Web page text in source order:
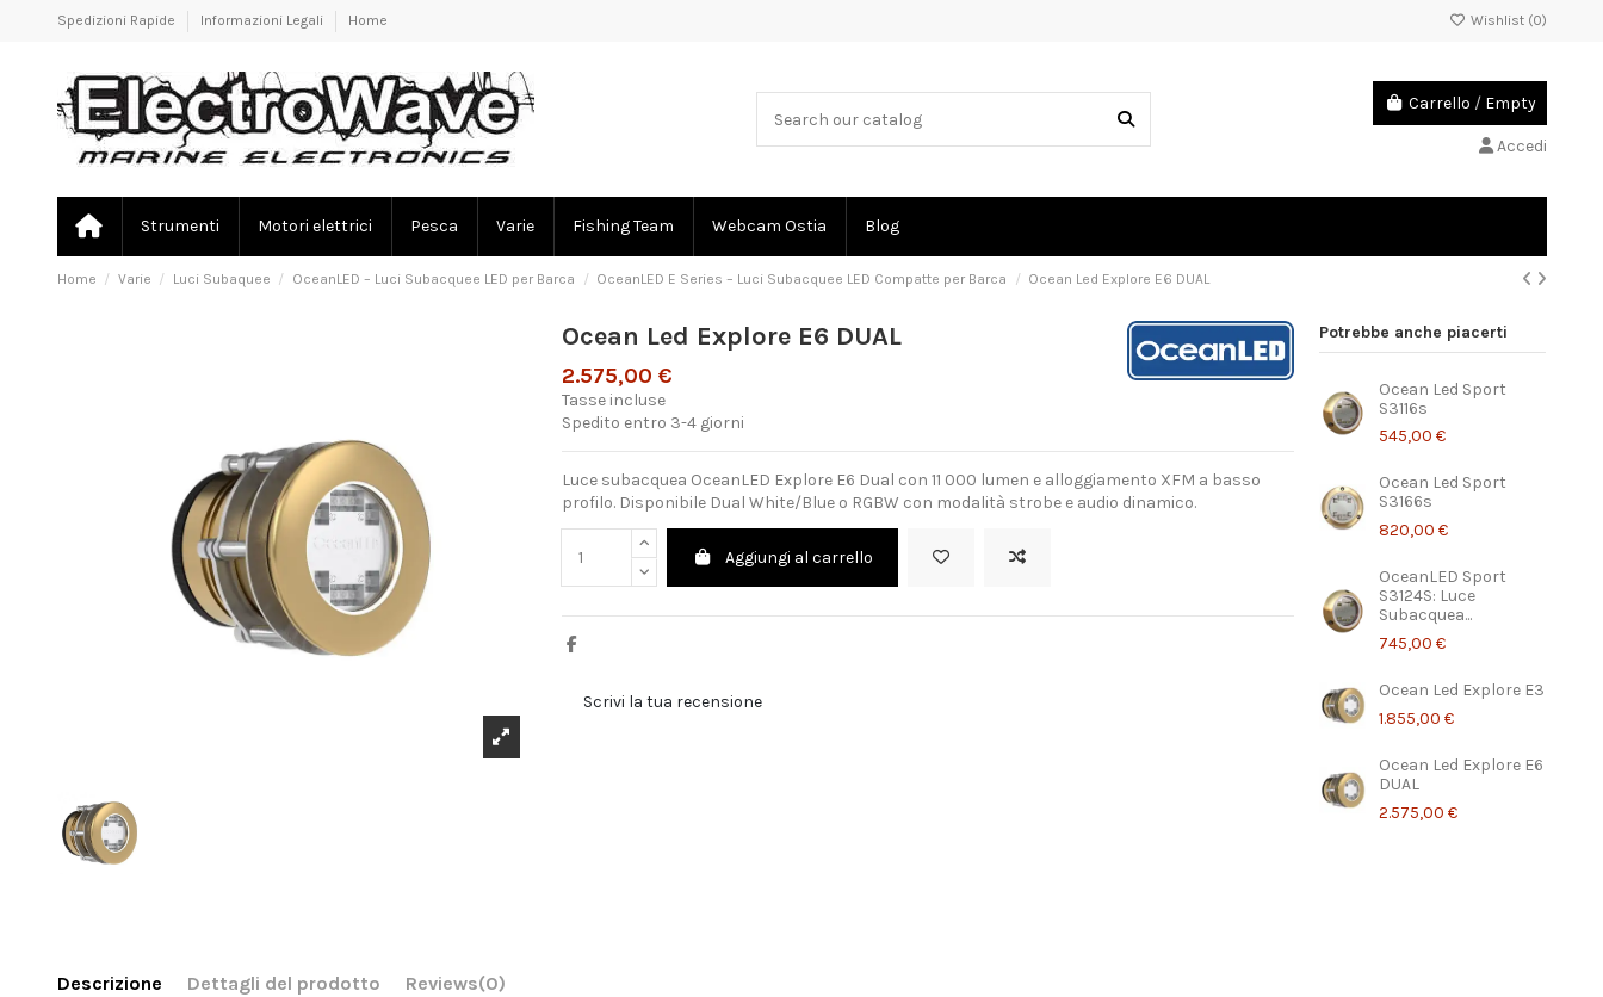
Spedizioni Rapide Informazioni Legali Home Wishlist (0)
Carrello / Empty
Accedi
Strumenti Motori elettrici Pesca Varie Fishing Team Webcam Ostia Blog
Home Varie Luci Subaquee OceanLED – Luci Subacquee LED per Barca OceanLED E Series – Luci Subacquee LED Compatte per Barca Ocean Led Explore E6 DUAL
Ocean Led Explore E6 DUAL
2.575,00 €
Tasse incluse
Spedito entro 3-4 giorni
Luce subacquea OceanLED Explore E6 Dual con 11 000 lumen e alloggiamento XFM a basso
profilo. Disponibile Dual White/Blue o RGBW con modalità strobe e audio dinamico.
Aggiungi al carrello
Scrivi la tua recensione
Potrebbe anche piacerti
Ocean Led Sport
S3116s
545,00 €
Ocean Led Sport
S3166s
820,00 €
OceanLED Sport
S3124S: Luce
Subacquea...
745,00 €
Ocean Led Explore E3
1.855,00 €
Ocean Led Explore E6
DUAL
2.575,00 €
Descrizione Dettagli del prodotto Reviews(0)